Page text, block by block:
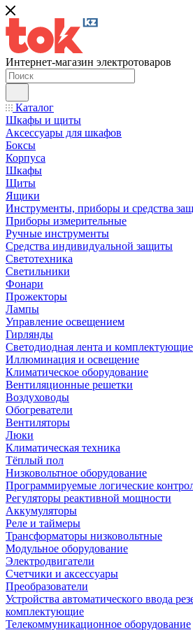
Интернет-магазин электротоваров
Каталог
Шкафы и щиты
Аксессуары для шкафов
Боксы
Корпуса
Шкафы
Щиты
Ящики
Инструменты, приборы и средства
Приборы измерительные
Ручные инструменты
Средства индивидуальной защиты
Светотехника
Светильники
Фонари
Прожекторы
Лампы
Управление освещением
Гирлянды
Светодиодная лента и комплектующие
Иллюминация и освещение
Климатическое оборудование
Вентиляционные решетки
Воздуховоды
Обогреватели
Вентиляторы
Люки
Климатическая техника
Тёплый пол
Низковольтное оборудование
Программируемые логические
Регуляторы реактивной мощности
Аккумуляторы
Реле и таймеры
Трансформаторы низковольтные
Модульное оборудование
Электродвигатели
Счетчики и аксессуары
Преобразователи
Устройства автоматического ввода
комплектующие
Телекоммуникационное оборудование